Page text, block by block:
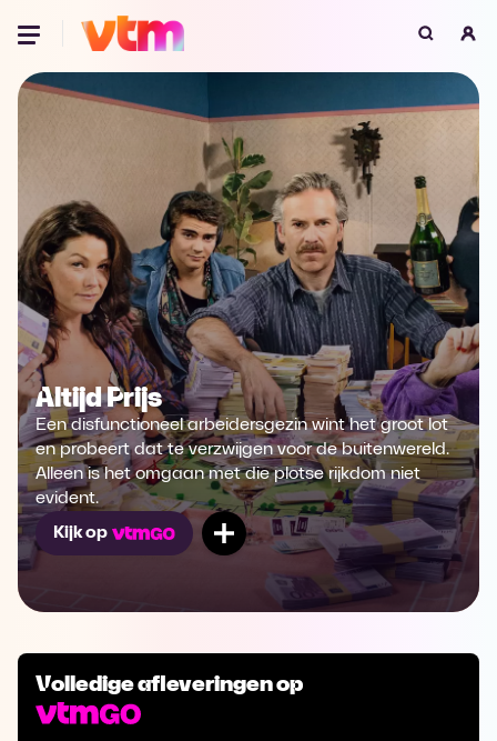
Voor je onze programma's gaat ontdekken,
best je browser updaten of hieronder één
van de ondersteunde browsers
downloaden.
Google Chrome Download
Firefox Download
Safari Download
Microsoft Edge Download
Opera Download
Altijd Prijs
Een disfunctioneel arbeidersgezin wint het groot lot
en probeert dat te verzwijgen voor de buitenwereld.
Alleen is het omgaan met die plotse rijkdom niet
evident.
Kijk op
Mijn lijst
Volledige afleveringen op